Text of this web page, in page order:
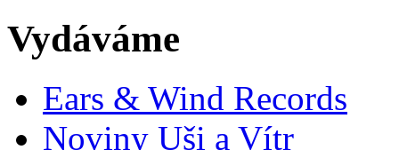
Vydáváme
Ears & Wind Records
Noviny Uši a Vítr